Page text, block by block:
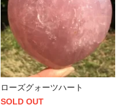
ローズグォーツハート
SOLD OUT